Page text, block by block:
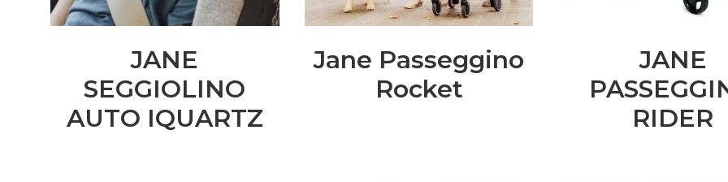
JANE
SEGGIOLINO
AUTO IQUARTZ
Jane Passeggino
Rocket
JANE
RIDER